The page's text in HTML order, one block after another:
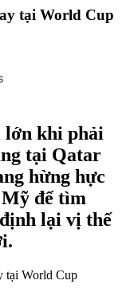
tại World Cup
lớn khi phải
tại Qatar
hừng hực
để tìm
lại vị thế